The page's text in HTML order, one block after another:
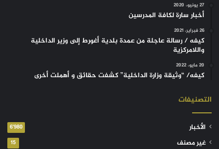
27 يونيو، 2020
أخبار سارة لكافة المدرسين
26 فبراير، 2021
كيفه / رسالة عاجلة من عمدة بلدية أغورط إلى وزير الداخلية
واللامركزية
20 مايو، 2022
كيفه/ “وثيقة وزارة الداخلية” كشفت حقائق و أهملت أخرى
التصنيفات
الأخبار 6٬980
غير مصنف 15